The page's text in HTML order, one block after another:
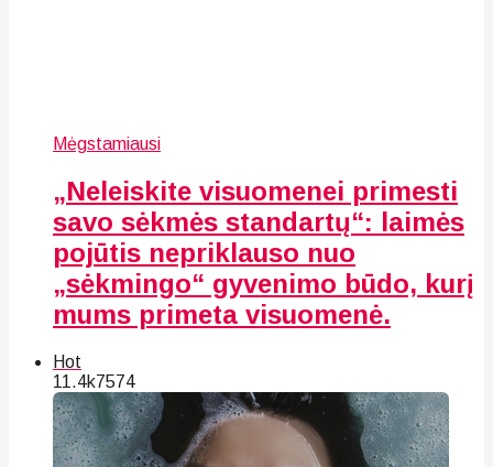
Mėgstamiausi
„Neleiskite visuomenei primesti
savo sėkmės standartų“: laimės
pojūtis nepriklauso nuo
„sėkmingo“ gyvenimo būdo, kurį
mums primeta visuomenė.
Hot
11.4k7574